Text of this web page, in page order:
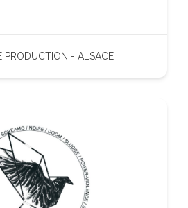
PRODUCTION - ALSACE